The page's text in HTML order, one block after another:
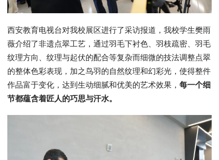
西安教育电视台对我校展区进行了采访报道，我校学生樊雨
薇介绍了非遗点翠工艺，通过羽毛下衬色、羽枝疏密、羽毛
纹理方向、纹理与起伏的配合等复杂而细微的技法调整点翠
的整体色彩表现，加之鸟羽的自然纹理和幻彩光，使得整件
作品富于变化，达到生动细腻和优美的艺术效果， 每一个细
节都蕴含着匠人的巧思与汗水。